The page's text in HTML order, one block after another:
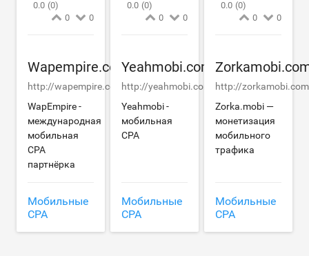
0.0 (0)
0
0
Wapempire.com
http://wapempire.com
WapEmpire -
международная
мобильная
CPA
партнёрка
Мобильные
CPA
0.0 (0)
0
0
Yeahmobi.com
http://yeahmobi.com
Yeahmobi -
мобильная
CPA
Мобильные
CPA
0.0 (0)
0
0
http://zorkamobi.com
Zorka.mobi —
монетизация
мобильного
трафика
Мобильные
CPA